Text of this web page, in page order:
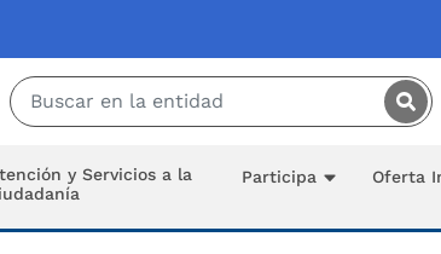
y Servicios a la
Participa Oferta